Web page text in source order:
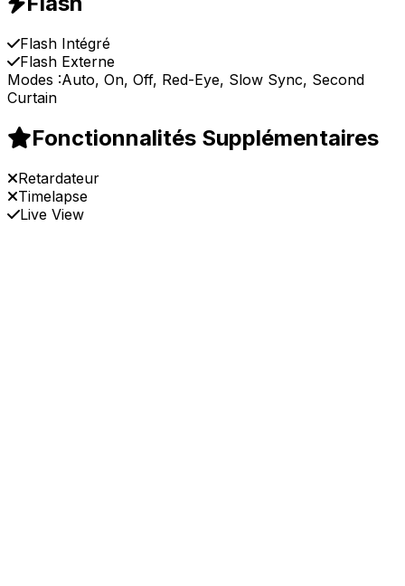
Flash Intégré
Flash Externe
Modes :Auto, On, Off, Red-Eye, Slow Sync, Second
Curtain
Fonctionnalités Supplémentaires
Retardateur
Timelapse
Live View